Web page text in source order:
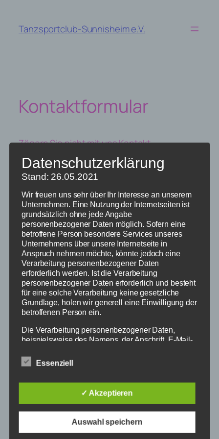
springen
Tanzsportclub-Sunnisheim e.V.
Kontaktformular
Zögern Sie nicht mit uns Kontakt
aufzunehmen. Über die Mailadresse TSC-
Sunnisheim@gmx.de erreichen Sie uns
schnell und jederzeit.
Wir freuen uns Sie kennenzulernen!
Tanzsportclub-Sunnisheim
e.V.
Die Tanzschule in Sinsheim | Standard |
Shop
Datenschutzerklärung
Stand: 26.05.2021
Wir freuen uns sehr über Ihr Interesse an unserem
Unternehmen. Eine Nutzung der Internetseiten ist
grundsätzlich ohne jede Angabe
personenbezogener Daten möglich. Sofern eine
betroffene Person besondere Services unseres
Unternehmens über unsere Internetseite in
Anspruch nehmen möchte, könnte jedoch eine
Verarbeitung personenbezogener Daten
erforderlich werden. Ist die Verarbeitung
personenbezogener Daten erforderlich und besteht
für eine solche Verarbeitung keine gesetzliche
Grundlage, holen wir generell eine Einwilligung der
betroffenen Person ein.
Die Verarbeitung personenbezogener Daten,
beispielsweise des Namens, der Anschrift, E-Mail-
Person, erfolgt stets im Einklang mit der
Datenschutz-Grundverordnung und in
landesspezifischen Datenschutzbestimmungen.
Mittels dieser Datenschutzerklärung möchte unser
und Zweck der von uns erhobenen, genutzten und
verarbeiteten personenbezogenen Daten
Essenziell
✓ Akzeptieren
Auswahl speichern